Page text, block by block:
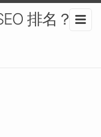
排名？-